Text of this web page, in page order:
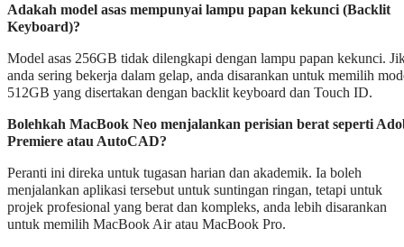
Adakah model asas mempunyai lampu papan kekunci (Backlit
Keyboard)?
Model asas 256GB tidak dilengkapi dengan lampu papan kekunci.
anda sering bekerja dalam gelap, anda disarankan untuk memilih
512GB yang disertakan dengan backlit keyboard dan Touch ID.
Bolehkah MacBook Neo menjalankan perisian berat seperti
Premiere atau AutoCAD?
Peranti ini direka untuk tugasan harian dan akademik. Ia boleh
menjalankan aplikasi tersebut untuk suntingan ringan, tetapi untuk
projek profesional yang berat dan kompleks, anda lebih disarankan
untuk memilih MacBook Air atau MacBook Pro.